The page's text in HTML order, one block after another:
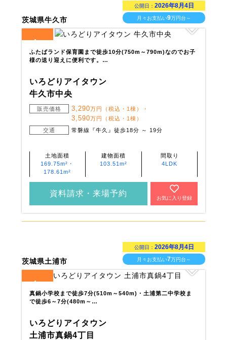
茨城県牛久市
公開日： 2026年8月4日
月々お支払い9万円台～
4
ふたばランド保育園まで徒歩10分(750m～790m)なのでお子
様の送り迎えに便利です。…
いろどりアイタウン
牛久市中央
販売価格 3,290万円（税込・1棟）・
3,590万円（税込・1棟）
交通
常磐線『牛久』徒歩18分 ～ 19分
土地面積
169.75m²・
178.61m²
建物面積
103.51m²
間取り
4LDK
資料請求・来場予約
お気に入り登録
茨城県土浦市
公開日： 2026年8月4日
月々お支払い7万円台～
4
真鍋小学校まで徒歩7分(510m～540m)・土浦第二中学校ま
で徒歩6～7分(480m～…
いろどりアイタウン
土浦市真鍋4丁目